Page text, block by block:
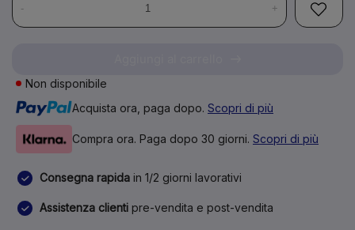
- +
Non disponibile
Acquista ora, paga dopo. Scopri di più
Compra ora. Paga dopo 30 giorni. Scopri di più
Consegna rapida in 1/2 giorni lavorativi
Assistenza clienti pre-vendita e post-vendita